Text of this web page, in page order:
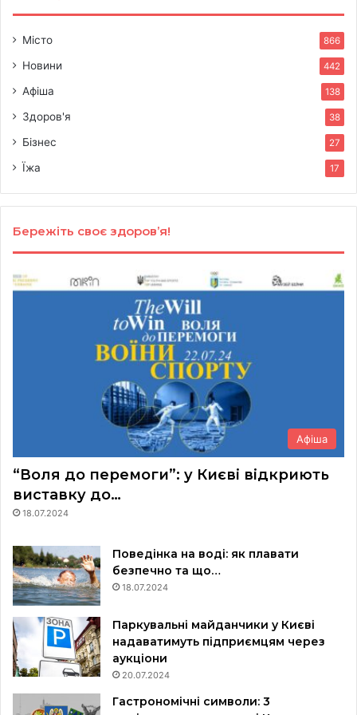
Місто 866
Новини 442
Афіша 138
Здоров'я 38
Бізнес 27
Їжа 17
Бережіть своє здоров’я!
Афіша
“Воля до перемоги”: у Києві відкриють
виставку до…
18.07.2024
Поведінка на воді: як плавати
безпечно та що…
18.07.2024
Паркувальні майданчики у Києві
надаватимуть підприємцям через
аукціони
20.07.2024
Гастрономічні символи: 3